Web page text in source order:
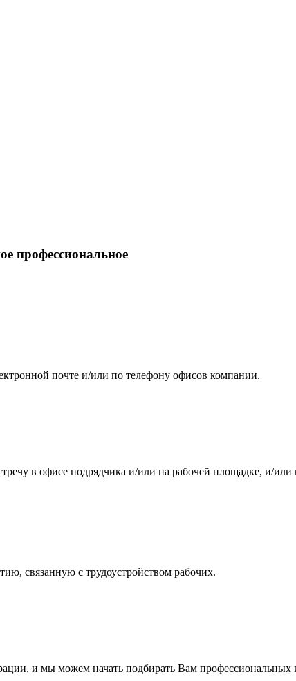
профессиональное
почте и/или по телефону офисов компании.
в офисе подрядчика и/или на рабочей площадке, и/
связанную с трудоустройством рабочих.
и мы можем начать подбирать Вам профессиональных